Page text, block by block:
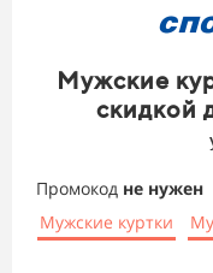
Мужские
скидкой
Промокод не нужен
Мужские куртки